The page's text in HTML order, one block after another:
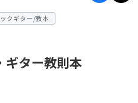
クギター/教本
ギター教則本